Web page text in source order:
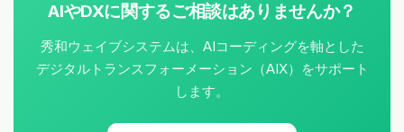
AIやDXに関するご相談はありませんか？
秀和ウェイブシステムは、AIコーディングを軸とした
デジタルトランスフォーメーション（AIX）をサポート
します。